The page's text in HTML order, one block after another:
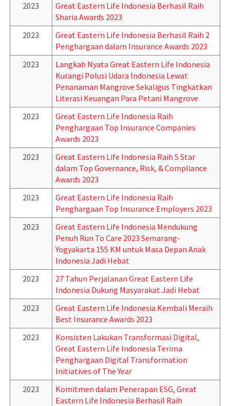
2023
Great Eastern Life Indonesia Berhasil Raih
Sharia Awards 2023
2023
Great Eastern Life Indonesia Berhasil Raih 2
Penghargaan dalam Insurance Awards 2023
2023
Langkah Nyata Great Eastern Life Indonesia
Kurangi Polusi Udara Indonesia Lewat
Penanaman Mangrove Sekaligus Tingkatkan
Literasi Keuangan Para Petani Mangrove
2023
Great Eastern Life Indonesia Raih
Penghargaan Top Insurance Companies
Awards 2023
2023
Great Eastern Life Indonesia Raih 5 Star
dalam Top Governance, Risk, & Compliance
Awards 2023
2023
Great Eastern Life Indonesia Raih
Penghargaan Top Insurance Employers 2023
2023
Great Eastern Life Indonesia Mendukung
Penuh Run To Care 2023 Semarang-
Yogyakarta 155 KM untuk Masa Depan Anak
Indonesia Jadi Hebat
2023
27 Tahun Perjalanan Great Eastern Life
Indonesia Dukung Masyarakat Jadi Hebat
2023
Great Eastern Life Indonesia Kembali Meraih
Best Insurance Awards 2023
2023
Konsisten Lakukan Transformasi Digital,
Great Eastern Life Indonesia Terima
Penghargaan Digital Transformation
Initiatives of The Year
2023
Komitmen dalam Penerapan ESG, Great
Eastern Life Indonesia Berhasil Raih